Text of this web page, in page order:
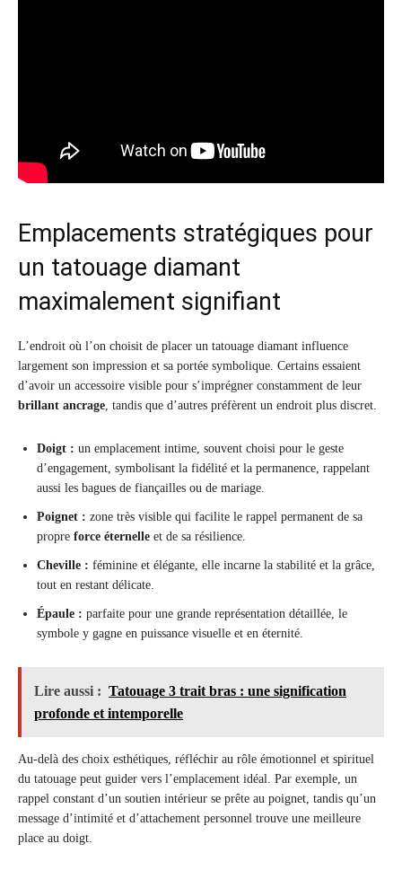
Emplacements stratégiques pour
un tatouage diamant
maximalement signifiant
L’endroit où l’on choisit de placer un tatouage diamant influence
largement son impression et sa portée symbolique. Certains essaient
d’avoir un accessoire visible pour s’imprégner constamment de leur
brillant ancrage, tandis que d’autres préfèrent un endroit plus discret.
Doigt : un emplacement intime, souvent choisi pour le geste
d’engagement, symbolisant la fidélité et la permanence, rappelant
aussi les bagues de fiançailles ou de mariage.
Poignet : zone très visible qui facilite le rappel permanent de sa
propre force éternelle et de sa résilience.
Cheville : féminine et élégante, elle incarne la stabilité et la grâce,
tout en restant délicate.
Épaule : parfaite pour une grande représentation détaillée, le
symbole y gagne en puissance visuelle et en éternité.
Lire aussi : Tatouage 3 trait bras : une signification
profonde et intemporelle
Au-delà des choix esthétiques, réfléchir au rôle émotionnel et spirituel
du tatouage peut guider vers l’emplacement idéal. Par exemple, un
rappel constant d’un soutien intérieur se prête au poignet, tandis qu’un
message d’intimité et d’attachement personnel trouve une meilleure
place au doigt.